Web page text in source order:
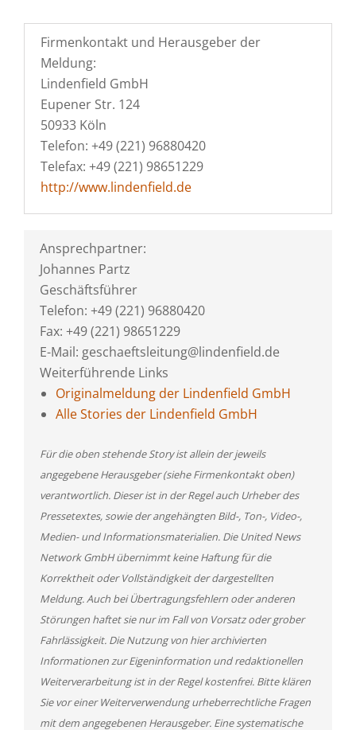
Firmenkontakt und Herausgeber der
Meldung:
Lindenfield GmbH
Eupener Str. 124
50933 Köln
Telefon: +49 (221) 96880420
Telefax: +49 (221) 98651229
http://www.lindenfield.de
Ansprechpartner:
Johannes Partz
Geschäftsführer
Telefon: +49 (221) 96880420
Fax: +49 (221) 98651229
E-Mail: geschaeftsleitung@lindenfield.de
Weiterführende Links
Originalmeldung der Lindenfield GmbH
Alle Stories der Lindenfield GmbH
Für die oben stehende Story ist allein der jeweils
angegebene Herausgeber (siehe Firmenkontakt oben)
verantwortlich. Dieser ist in der Regel auch Urheber des
Pressetextes, sowie der angehängten Bild-, Ton-, Video-,
Medien- und Informationsmaterialien. Die United News
Network GmbH übernimmt keine Haftung für die
Korrektheit oder Vollständigkeit der dargestellten
Meldung. Auch bei Übertragungsfehlern oder anderen
Störungen haftet sie nur im Fall von Vorsatz oder grober
Fahrlässigkeit. Die Nutzung von hier archivierten
Informationen zur Eigeninformation und redaktionellen
Weiterverarbeitung ist in der Regel kostenfrei. Bitte klären
Sie vor einer Weiterverwendung urheberrechtliche Fragen
mit dem angegebenen Herausgeber. Eine systematische